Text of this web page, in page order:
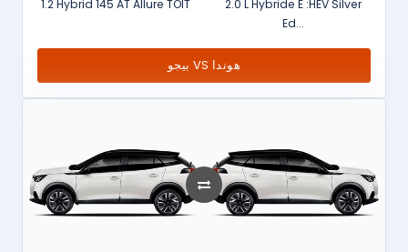
1.2 Hybrid 145 AT Allure TOIT
2.0 L Hybride E :HEV Silver
Ed...
بيجو VS هوندا